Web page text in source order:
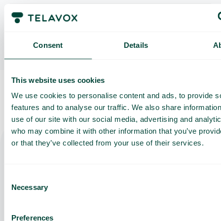
Consent Details
This website uses cookies
We use cookies to personalise content and ads, to provide
features and to analyse our traffic. We also share
use of our site with our social media, advertising and
who may combine it with other information that you’ve
or that they’ve collected from your use of their services.
Selection
Necessary
Preferences
Hanki
demo ja